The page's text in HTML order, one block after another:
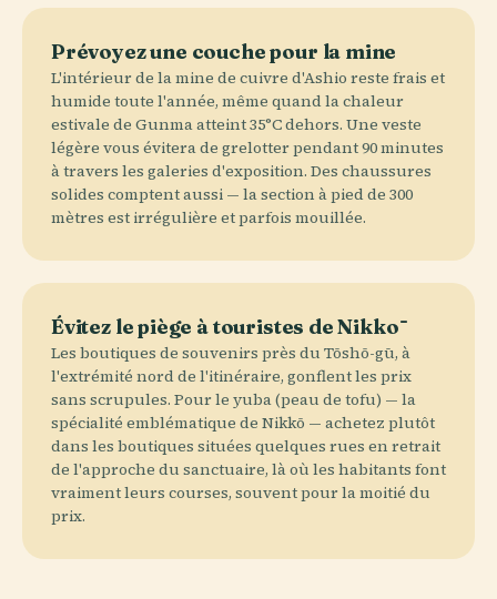
Prévoyez une couche pour la mine
L'intérieur de la mine de cuivre d'Ashio reste frais et
humide toute l'année, même quand la chaleur
estivale de Gunma atteint 35°C dehors. Une veste
légère vous évitera de grelotter pendant 90 minutes
à travers les galeries d'exposition. Des chaussures
solides comptent aussi — la section à pied de 300
mètres est irrégulière et parfois mouillée.
Évitez le piège à touristes de Nikkō
Les boutiques de souvenirs près du Tōshō-gū, à
l'extrémité nord de l'itinéraire, gonflent les prix
sans scrupules. Pour le yuba (peau de tofu) — la
spécialité emblématique de Nikkō — achetez plutôt
dans les boutiques situées quelques rues en retrait
de l'approche du sanctuaire, là où les habitants font
vraiment leurs courses, souvent pour la moitié du
prix.